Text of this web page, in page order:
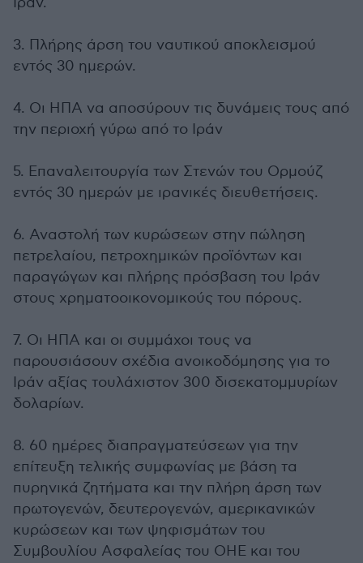
3. Πλήρης άρση του ναυτικού αποκλεισμού
εντός 30 ημερών.
4. Οι ΗΠΑ να αποσύρουν τις δυνάμεις τους από
την περιοχή γύρω από το Ιράν
5. Επαναλειτουργία των Στενών του Ορμούζ
εντός 30 ημερών με ιρανικές διευθετήσεις.
6. Αναστολή των κυρώσεων στην πώληση
πετρελαίου, πετροχημικών προϊόντων και
παραγώγων και πλήρης πρόσβαση του Ιράν
στους χρηματοοικονομικούς του πόρους.
7. Οι ΗΠΑ και οι συμμάχοι τους να
παρουσιάσουν σχέδια ανοικοδόμησης για το
Ιράν αξίας τουλάχιστον 300 δισεκατομμυρίων
δολαρίων.
8. 60 ημέρες διαπραγματεύσεων για την
επίτευξη τελικής συμφωνίας με βάση τα
πυρηνικά ζητήματα και την πλήρη άρση των
πρωτογενών, δευτερογενών, αμερικανικών
κυρώσεων και των ψηφισμάτων του
Συμβουλίου Ασφαλείας του ΟΗΕ και του